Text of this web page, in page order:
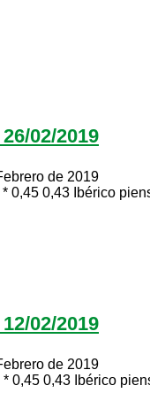
02/2019
de 2019
0,45 0,43 Ibérico
02/2019
de 2019
0,45 0,43 Ibérico